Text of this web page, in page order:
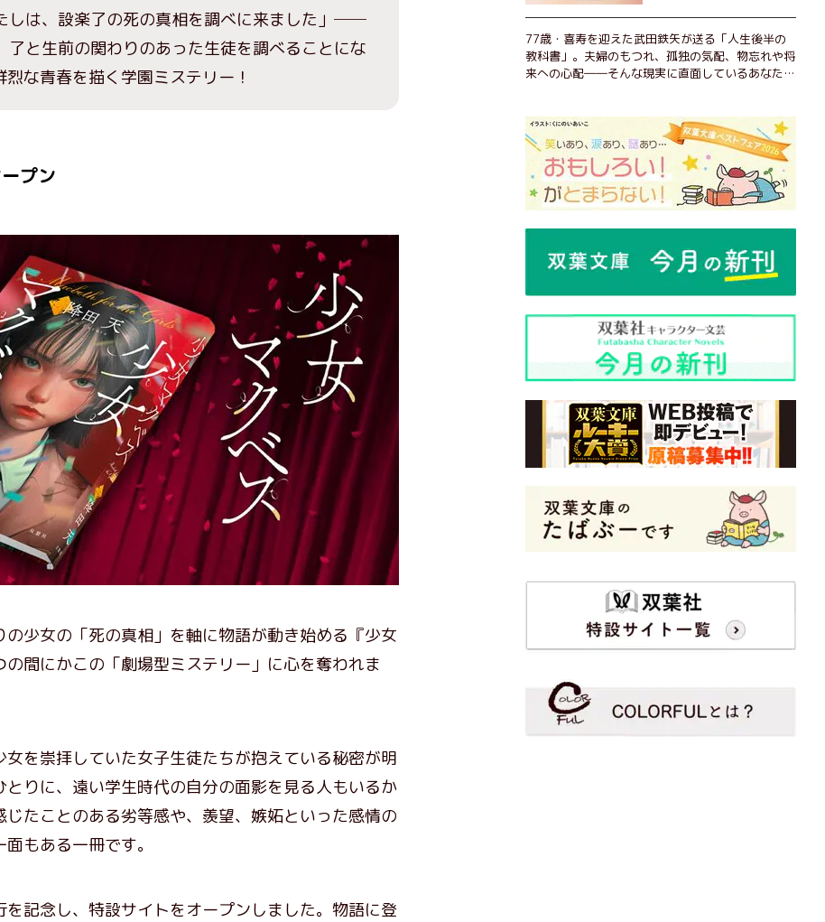
しは、設楽了の死の真相を調べに来ました」──
と生前の関わりのあった生徒を調べることにな
な青春を描く学園ミステリー！
プン
少女の「死の真相」を軸に物語が動き始める『少女
間にかこの「劇場型ミステリー」に心を奪われま
を崇拝していた女子生徒たちが抱えている秘密が明
りに、遠い学生時代の自分の面影を見る人もいるか
たことのある劣等感や、羨望、嫉妬といった感情の
もある一冊です。
記念し、特設サイトをオープンしました。物語に登
77歳・喜寿を迎えた武田鉄矢が送る「人生後半の
教科書」。夫婦のもつれ、孤独の気配、物忘れや将
来への心配――そんな現実に直面しているあなた
経験をもとに繰り出される持論は説得力満点。まだ
まだ人生これから！ 読むだけで前向きになれる一
冊。